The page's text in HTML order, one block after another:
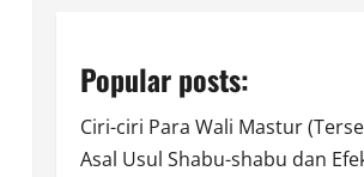
Popular posts:
Ciri-ciri Para Wali Mastur
Asal Usul Shabu-shabu dan